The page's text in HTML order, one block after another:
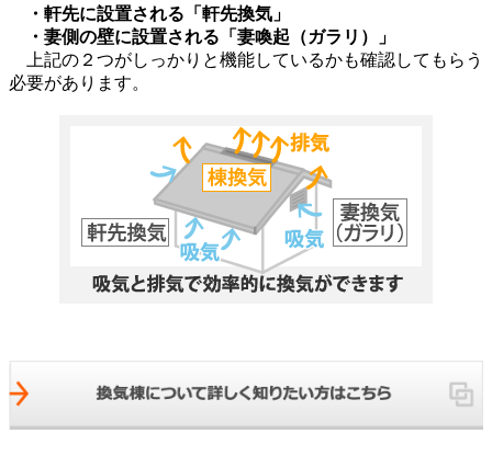
・軒先に設置される「軒先換気」
・妻側の壁に設置される「妻喚起（ガラリ）」
上記の２つがしっかりと機能しているかも確認してもらう
必要があります。